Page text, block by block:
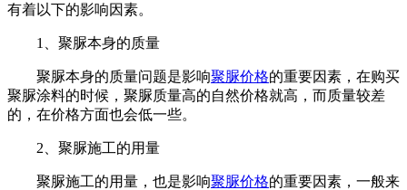
有着以下的影响因素。
1、聚脲本身的质量
聚脲本身的质量问题是影响聚脲价格的重要因素，在购买
聚脲涂料的时候，聚脲质量高的自然价格就高，而质量较差
的，在价格方面也会低一些。
2、聚脲施工的用量
聚脲施工的用量，也是影响聚脲价格的重要因素，一般来